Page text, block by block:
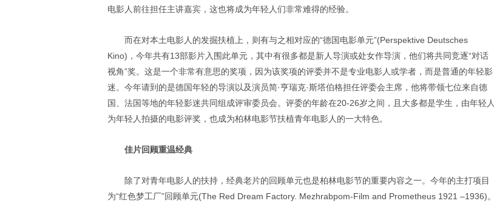
电影人前往担任主讲嘉宾，这也将成为年轻人们非常难得的经验。
而在对本土电影人的发掘扶植上，则有与之相对应的“德国电影单元”(Perspektive Deutsches
Kino)，今年共有13部影片入围此单元，其中有很多都是新人导演或处女作导演，他们将共同竞逐“对话
视角”奖。这是一个非常有意思的奖项，因为该奖项的评委并不是专业电影人或学者，而是普通的年轻影
迷。今年请到的是德国年轻的导演以及演员简·亨瑞克·斯塔伯格担任评委会主席，他将带领七位来自德
国、法国等地的年轻影迷共同组成评审委员会。评委的年龄在20-26岁之间，且大多都是学生，由年轻人
为年轻人拍摄的电影评奖，也成为柏林电影节扶植青年电影人的一大特色。
佳片回顾重温经典
除了对青年电影人的扶持，经典老片的回顾单元也是柏林电影节的重要内容之一。今年的主打项目
为“红色梦工厂”回顾单元(The Red Dream Factory. Mezhrabpom-Film and Prometheus 1921 –1936)。